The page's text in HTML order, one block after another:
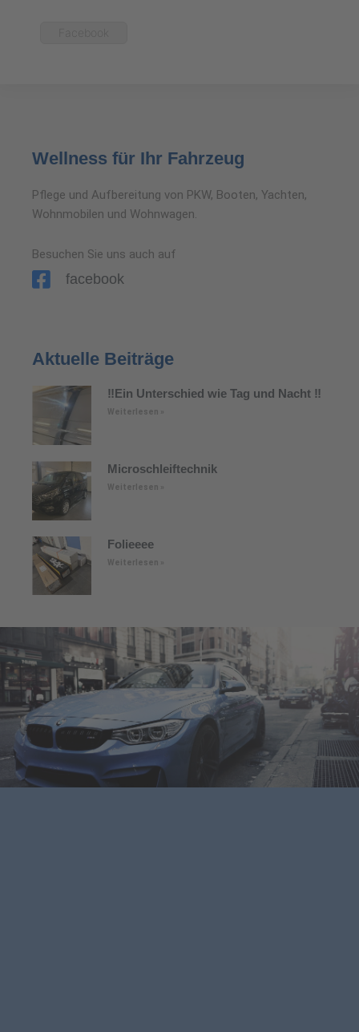
Wellness für Ihr Fahrzeug
Pflege und Aufbereitung von PKW, Booten, Yachten,
Wohnmobilen und Wohnwagen.
Besuchen Sie uns auch auf
facebook
Aktuelle Beiträge
‼️Ein Unterschied wie Tag und Nacht ‼️
Weiterlesen »
Microschleiftechnik
Weiterlesen »
Folieeee
Weiterlesen »